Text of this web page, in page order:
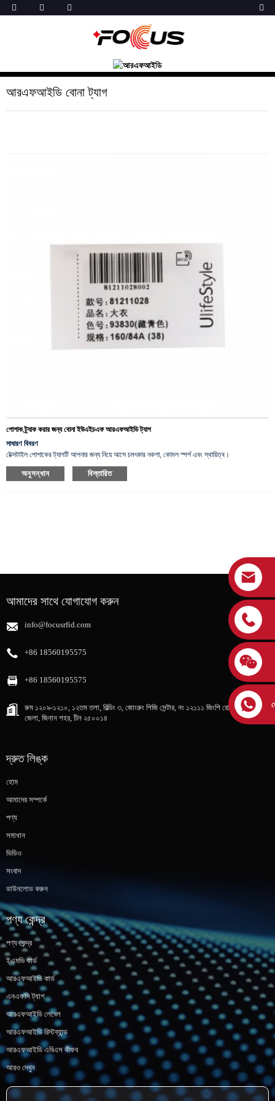
আরএফআইডি বোনা ট্যাগ
পোশাক ট্র্যাক করার জন্য বোনা ইউএইচএফ আরএফআইডি ট্যাগ
সাধারণ বিবরণ
টেক্সটাইল পোশাকের ট্যাগটি আপনার জন্য নিয়ে আসে চমৎকার নকশা, কোমল স্পর্শ এবং স্থায়িত্ব।
বহুবার ধোয়ার পরেও রং অক্ষুণ্ণ থাকে।
অনুসন্ধান বিস্তারিত
আমাদের সাথে যোগাযোগ করুন
info@focusrfid.com
+86 18560195575
+86 18560195575
রুম ১২০৯-১২১০, ১২তম তলা, বিল্ডিং ৩, জোংরুং শিজি সেন্টার, নং ১২১১১ জিংশি রোড, লিক্সিয়া
জেলা, জিনান শহর, চীন ২৫০০১৪
দ্রুত লিঙ্ক
হোম
আমাদের সম্পর্কে
পণ্য
সমাধান
ভিডিও
সংবাদ
ডাউনলোড করুন
পণ্য কেন্দ্র
পণ্য কেন্দ্র
ইএমভি কার্ড
আরএফআইডি কার্ড
এনএফসি ট্যাগ
আরএফআইডি লেবেল
আরএফআইডি রিস্টব্যান্ড
আরএফআইডি এবিএস কীফব
আরও দেখুন